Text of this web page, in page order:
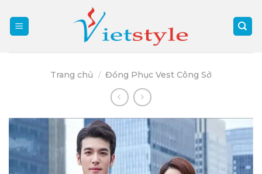
content
Trang chủ / Đồng Phục Vest Công Sở